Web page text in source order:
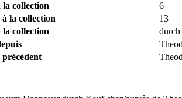
la collection
6
à la collection
13
la collection